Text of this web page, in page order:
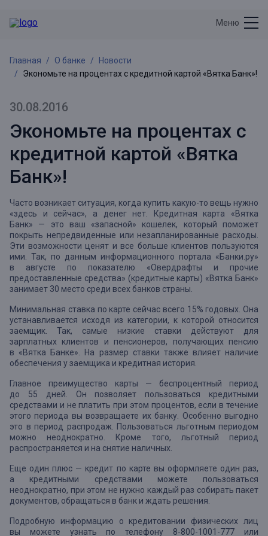
Меню
Главная О банке
Новости
Экономьте на процентах с кредитной картой «Вятка Банк»!
30.08.2016
Экономьте на процентах с
кредитной картой «Вятка
Банк»!
Часто возникает ситуация, когда купить какую-то вещь нужно
«здесь и сейчас», а денег нет. Кредитная карта «Вятка
Банк» — это ваш «запасной» кошелек, который поможет
покрыть непредвиденные или незапланированные расходы.
Эти возможности ценят и все больше клиентов пользуются
ими. Так, по данным информационного портала «Банки.ру»
в августе по показателю «Овердрафты и прочие
предоставленные средства» (кредитные карты) «Вятка Банк»
занимает 30 место среди всех банков страны.
Минимальная ставка по карте сейчас всего 15% годовых. Она
устанавливается исходя из категории, к которой относится
заемщик. Так, самые низкие ставки действуют для
зарплатных клиентов и пенсионеров, получающих пенсию
в «Вятка Банке». На размер ставки также влияет наличие
обеспечения у заемщика и кредитная история.
Главное преимущество карты — беспроцентный период
до 55 дней. Он позволяет пользоваться кредитными
средствами и не платить при этом процентов, если в течение
этого периода вы возвращаете их банку. Особенно выгодно
это в период распродаж. Пользоваться льготным периодом
можно неоднократно. Кроме того, льготный период
распространяется и на снятие наличных.
Еще один плюс — кредит по карте вы оформляете один раз,
а кредитными средствами можете пользоваться
неоднократно, при этом не нужно каждый раз собирать пакет
документов, обращаться в банк и ждать решения.
Подробную информацию о кредитовании физических лиц
вы можете узнать по телефону 8-800-1001-777 или